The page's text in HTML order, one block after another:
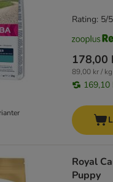
178,00
89,00 kr / kg
169,10
Rating: 5/5
Royal
Puppy